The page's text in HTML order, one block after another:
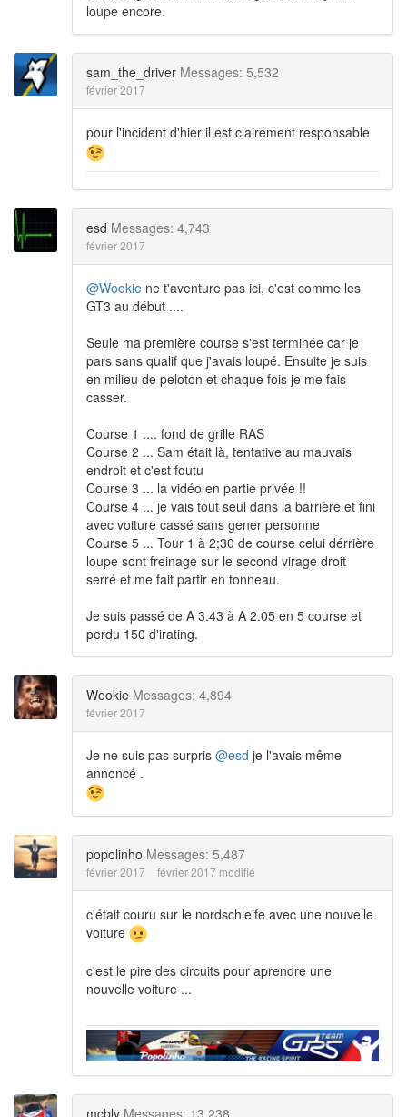
loupe encore.
sam_the_driver Messages: 5,532
février 2017
pour l'incident d'hier il est clairement responsable
esd Messages: 4,743
février 2017
@Wookie ne t'aventure pas ici, c'est comme les
GT3 au début ....
Seule ma première course s'est terminée car je
pars sans qualif que j'avais loupé. Ensuite je suis
en milieu de peloton et chaque fois je me fais
casser.
Course 1 .... fond de grille RAS
Course 2 ... Sam était là, tentative au mauvais
endroit et c'est foutu
Course 3 ... la vidéo en partie privée !!
Course 4 ... je vais tout seul dans la barrière et fini
avec voiture cassé sans gener personne
Course 5 ... Tour 1 à 2;30 de course celui dérrière
loupe sont freinage sur le second virage droit
serré et me fait partir en tonneau.
Je suis passé de A 3.43 à A 2.05 en 5 course et
perdu 150 d'irating.
Wookie Messages: 4,894
février 2017
Je ne suis pas surpris @esd je l'avais même
annoncé .
popolinho Messages: 5,487
février 2017 février 2017 modifié
c'était couru sur le nordschleife avec une nouvelle
voiture
c'est le pire des circuits pour aprendre une
nouvelle voiture ...
mcbly Messages: 13,238